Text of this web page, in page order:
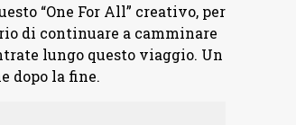
“One For All” creativo, per
di continuare a camminare
lungo questo viaggio. Un
dopo la fine.